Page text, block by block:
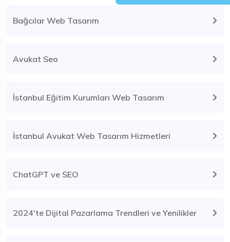
Bağcılar Web Tasarım
Avukat Seo
İstanbul Eğitim Kurumları Web Tasarım
İstanbul Avukat Web Tasarım Hizmetleri
ChatGPT ve SEO
2024'te Dijital Pazarlama Trendleri ve Yenilikler